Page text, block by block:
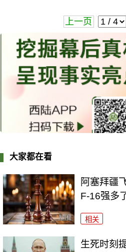
上一页
大家都在看
阿塞拜疆
F-16强多
相关
生死时刻